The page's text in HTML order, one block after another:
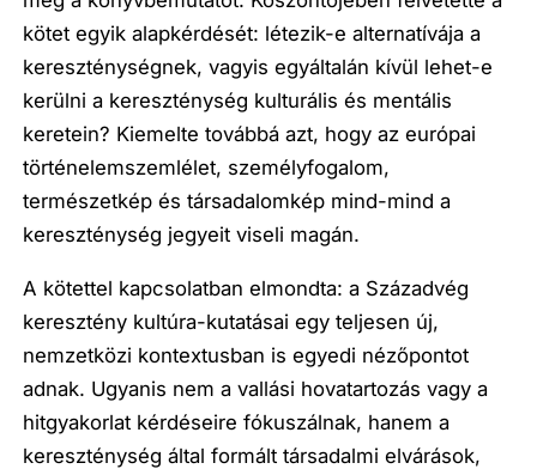
kötet egyik alapkérdését: létezik-e alternatívája a
kereszténységnek, vagyis egyáltalán kívül lehet-e
kerülni a kereszténység kulturális és mentális
keretein? Kiemelte továbbá azt, hogy az európai
történelemszemlélet, személyfogalom,
természetkép és társadalomkép mind-mind a
kereszténység jegyeit viseli magán.
A kötettel kapcsolatban elmondta: a Századvég
keresztény kultúra-kutatásai egy teljesen új,
nemzetközi kontextusban is egyedi nézőpontot
adnak. Ugyanis nem a vallási hovatartozás vagy a
hitgyakorlat kérdéseire fókuszálnak, hanem a
kereszténység által formált társadalmi elvárások,